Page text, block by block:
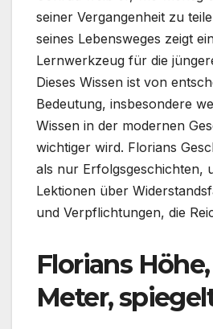
seiner Vergangenheit zu
seines Lebensweges zeigt
Lernwerkzeug für die
Dieses Wissen ist von
Bedeutung, insbesondere
Wissen in der modernen
wichtiger wird. Florians
als nur Erfolgsgeschichten,
Lektionen über
und Verpflichtungen, die
Florians
Meter,